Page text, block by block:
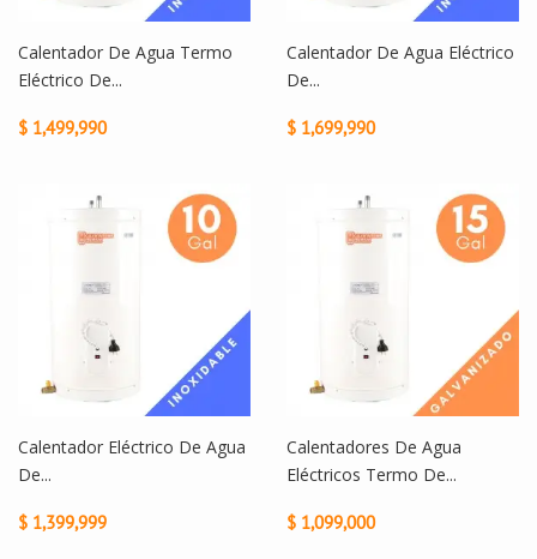
Calentador De Agua Termo
Eléctrico De...
$ 1,499,990
Calentador De Agua Eléctrico
De...
$ 1,699,990
Calentador Eléctrico De Agua
De...
$ 1,399,999
Calentadores De Agua
Eléctricos Termo De...
$ 1,099,000